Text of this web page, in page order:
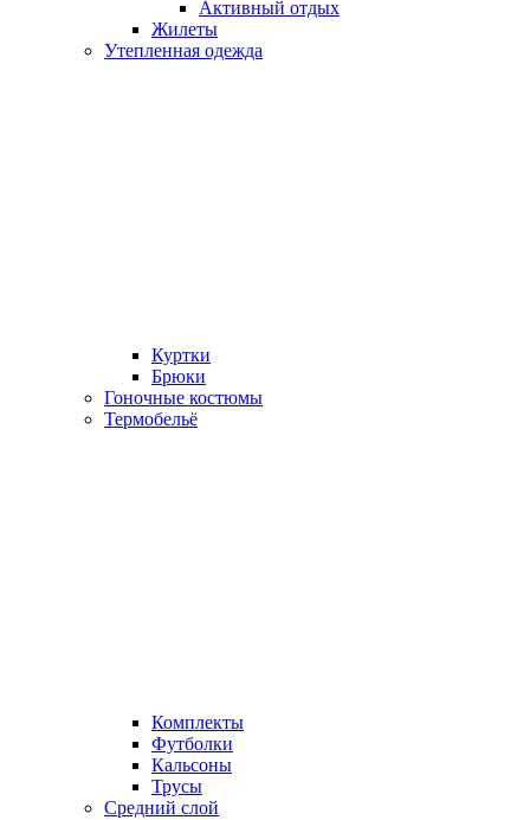
Активный отдых
Жилеты
Утепленная одежда
Куртки
Брюки
Гоночные костюмы
Термобельё
Комплекты
Футболки
Кальсоны
Трусы
Средний слой